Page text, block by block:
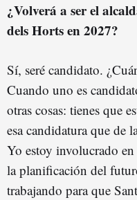
¿Volverá a ser el
dels Horts en 2027?
Sí, seré candidato.
Cuando uno es
otras cosas: tienes que
esa candidatura que de
Yo estoy involucrado
la planificación del
trabajando para que